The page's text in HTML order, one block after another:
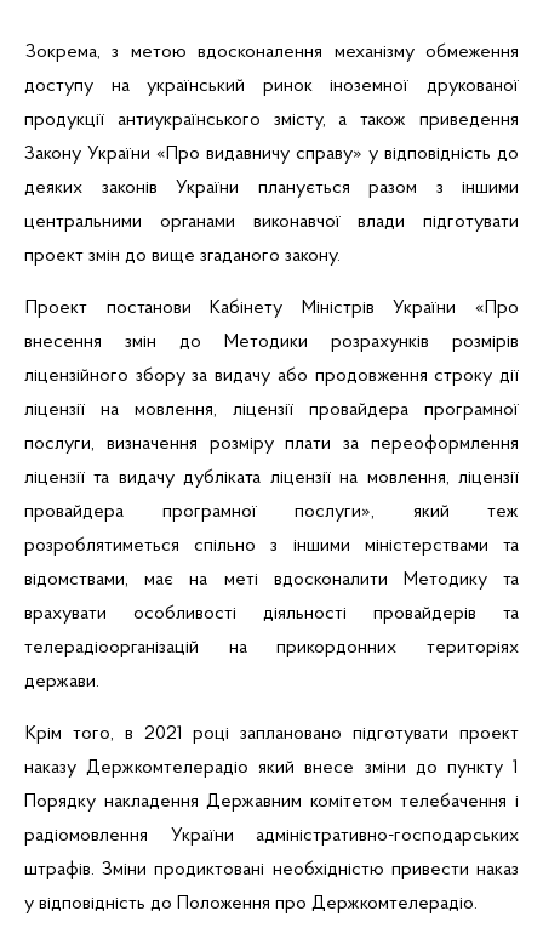
Зокрема, з метою вдосконалення механізму обмеження
доступу на український ринок іноземної друкованої
продукції антиукраїнського змісту, а також приведення
Закону України «Про видавничу справу» у відповідність до
деяких законів України планується разом з іншими
центральними органами виконавчої влади підготувати
проект змін до вище згаданого закону.
Проект постанови Кабінету Міністрів України «Про
внесення змін до Методики розрахунків розмірів
ліцензійного збору за видачу або продовження строку дії
ліцензії на мовлення, ліцензії провайдера програмної
послуги, визначення розміру плати за переоформлення
ліцензії та видачу дубліката ліцензії на мовлення, ліцензії
провайдера програмної послуги», який теж
розроблятиметься спільно з іншими міністерствами та
відомствами, має на меті вдосконалити Методику та
врахувати особливості діяльності провайдерів та
телерадіоорганізацій на прикордонних територіях
держави.
Крім того, в 2021 році заплановано підготувати проект
наказу Держкомтелерадіо який внесе зміни до пункту 1
Порядку накладення Державним комітетом телебачення і
радіомовлення України адміністративно-господарських
штрафів. Зміни продиктовані необхідністю привести наказ
у відповідність до Положення про Держкомтелерадіо.